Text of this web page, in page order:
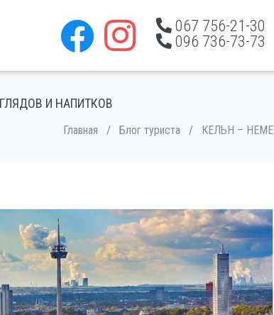
067 756-21-30
096 736-73-73
И НАПИТКОВ
Главная / Блог туриста / КЕЛЬН –